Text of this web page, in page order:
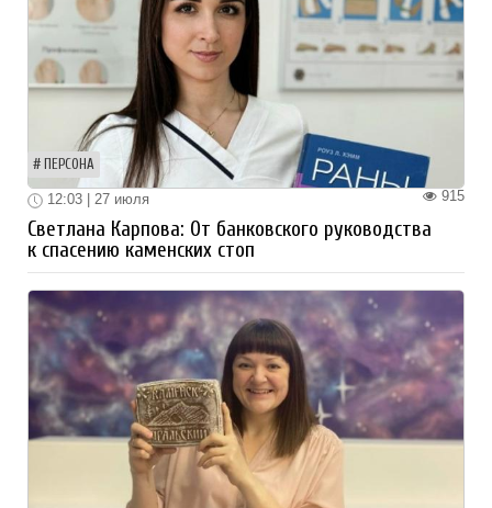
ПЕРСОНА
915
12:03 | 27 июля
Светлана Карпова: От банковского руководства
к спасению каменских стоп